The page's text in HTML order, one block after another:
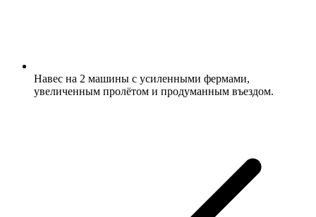
Навес на 2 машины с усиленными фермами,
увеличенным пролётом и продуманным въездом.